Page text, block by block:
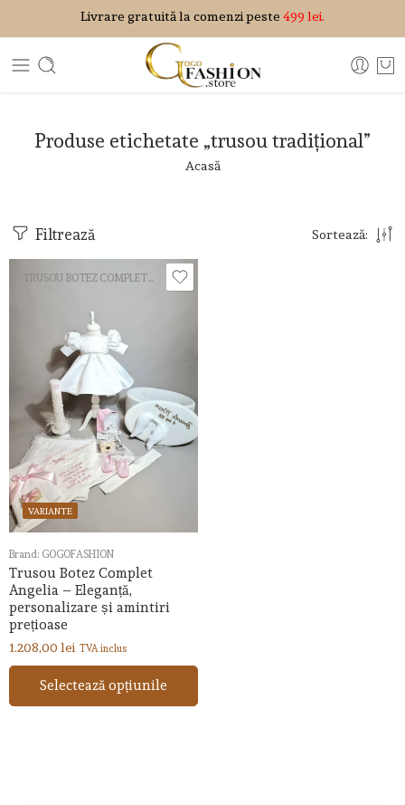
Livrare gratuită la comenzi peste 499 lei.
Produse etichetate „trusou tradițional”
Acasă
Filtrează Sortează:
TRUSOU BOTEZ COMPLET FETIȚĂ
Brand: GOGOFASHION
Trusou Botez Complet
Angelia – Eleganță,
personalizare și amintiri
prețioase
VARIANTE
1.208,00 lei TVA inclus
Selectează opțiunile